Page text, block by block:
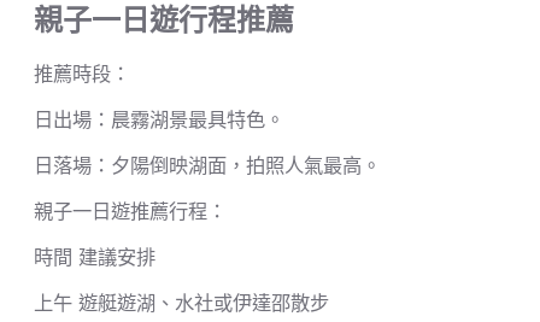
親子一日遊行程推薦
推薦時段：
日出場：晨霧湖景最具特色。
日落場：夕陽倒映湖面，拍照人氣最高。
親子一日遊推薦行程：
時間 建議安排
上午 遊艇遊湖、水社或伊達邵散步